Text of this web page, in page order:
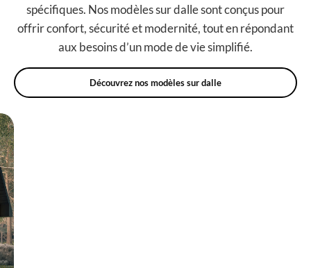
spécifiques. Nos modèles sur dalle sont conçus pour
offrir confort, sécurité et modernité, tout en répondant
aux besoins d’un mode de vie simplifié.
Découvrez nos modèles sur dalle